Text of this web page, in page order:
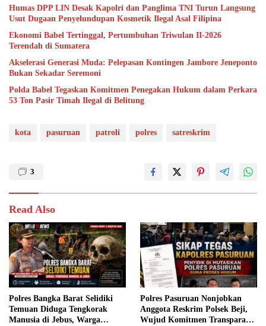
Humas DPP LIN Desak Kapolri dan Panglima TNI Turun Langsung
Usut Dugaan Penyelundupan Kosmetik Ilegal Asal Filipina
Ekonomi Babel Tertinggal, Pertumbuhan Triwulan II-2026
Terendah di Sumatera
Akselerasi Generasi Muda: Pelepasan Kontingen Jambore Jeneponto
Bukan Sekadar Seremoni
Polda Babel Tegaskan Komitmen Penegakan Hukum dalam Perkara
53 Ton Pasir Timah Ilegal di Belitung
kota pasuruan patroli polres satreskrim
3
Read Also
Polres Bangka Barat Selidiki
Temuan Diduga Tengkorak
Manusia di Jebus, Warga
Polres Pasuruan Nonjobkan
Anggota Reskrim Polsek Beji,
Wujud Komitmen Transparansi